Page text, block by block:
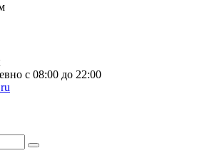
с 08:00 до 22:00